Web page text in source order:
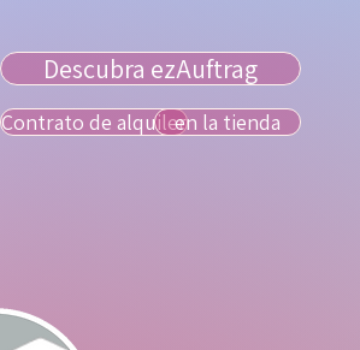
Descubra ezAuftrag
Contrato de alquileren la tienda